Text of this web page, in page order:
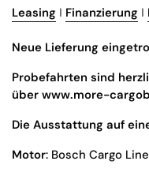
Leasing I Finanzierung I
Neue Lieferung
Probefahrten sind
über www.more-
Die Ausstattung auf
Motor: Bosch Cargo Line